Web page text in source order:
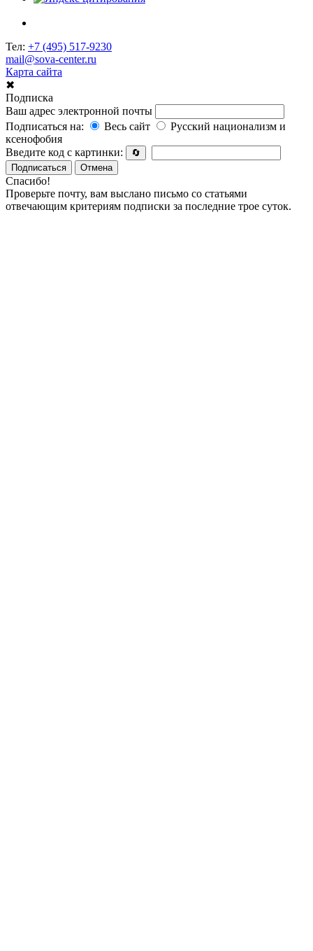
Тел: +7 (495) 517-9230
mail@sova-center.ru
Карта сайта
✖
Подписка
Ваш адрес электронной почты
Подписаться на:
Весь сайт
Русский национализм и
ксенофобия
Введите код с картинки:
🔄
Подписаться
Отмена
Спасибо!
Проверьте почту, вам выслано письмо со статьями
отвечающим критериям подписки за последние трое суток.